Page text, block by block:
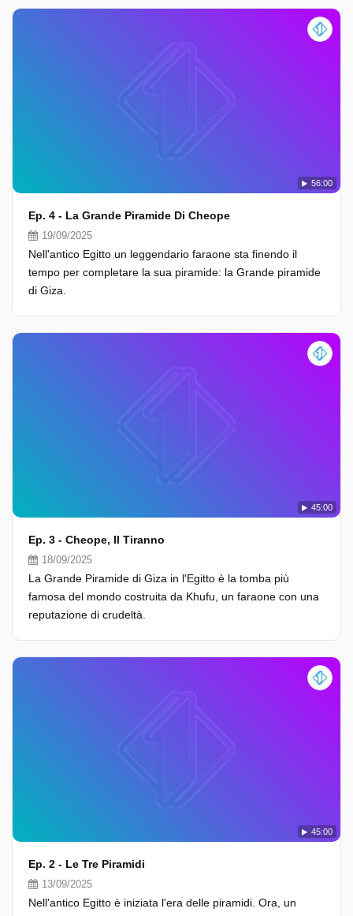
56:00
Ep. 4 - La Grande Piramide Di Cheope
19/09/2025
Nell'antico Egitto un leggendario faraone sta finendo il
tempo per completare la sua piramide: la Grande piramide
di Giza.
45:00
Ep. 3 - Cheope, Il Tiranno
18/09/2025
La Grande Piramide di Giza in l'Egitto è la tomba più
famosa del mondo costruita da Khufu, un faraone con una
reputazione di crudeltà.
45:00
Ep. 2 - Le Tre Piramidi
13/09/2025
Nell'antico Egitto è iniziata l'era delle piramidi. Ora, un